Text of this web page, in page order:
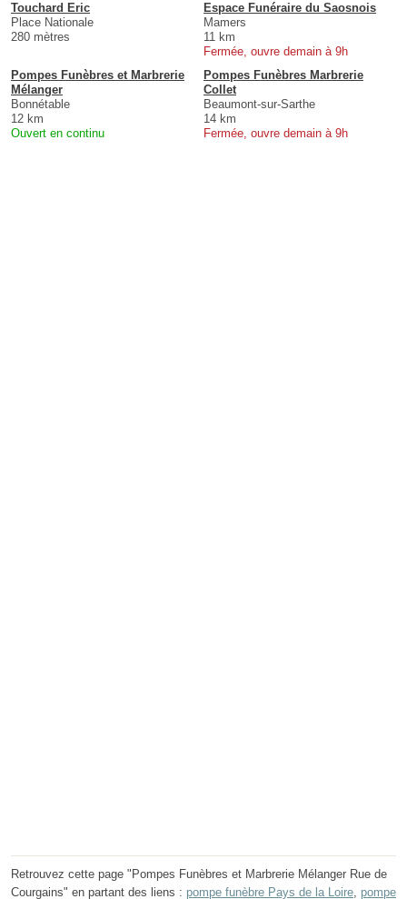
Touchard Eric
Place Nationale
280 mètres
Espace Funéraire du Saosnois
Mamers
11 km
Fermée, ouvre demain à 9h
Pompes Funèbres et Marbrerie
Mélanger
Bonnétable
12 km
Ouvert en continu
Pompes Funèbres Marbrerie
Collet
Beaumont-sur-Sarthe
14 km
Fermée, ouvre demain à 9h
Retrouvez cette page "Pompes Funèbres et Marbrerie Mélanger Rue de
Courgains" en partant des liens : pompe funèbre Pays de la Loire, pompe